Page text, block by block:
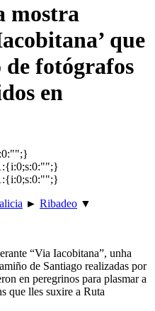
mostra
que
fotógrafos
en
► Ribadeo ▼
“Via Iacobitana”, unha
de Santiago realizadas por
en peregrinos para plasmar a
que lles suxire a Ruta